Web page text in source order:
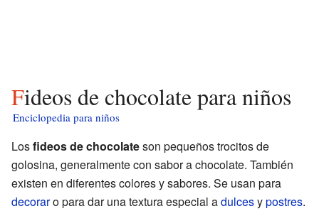
Fideos de chocolate para niños
Enciclopedia para niños
Losfideos de chocolateson pequeños trocitos de
golosina, generalmente con sabor a chocolate. También
existen en diferentes colores y sabores. Se usan para
decoraro para dar una textura especial adulcesypostres.